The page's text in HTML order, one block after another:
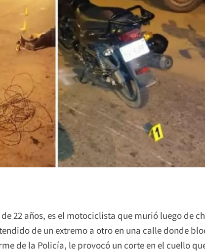
22 años, es el motociclista que murió luego de
de un extremo a otro en una calle donde
de la Policía, le provocó un corte en el cuello